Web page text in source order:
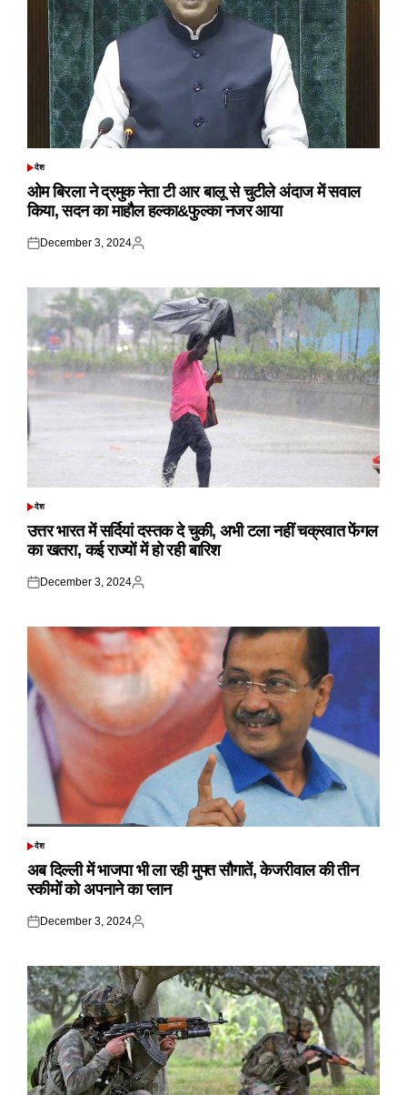
POSTED
देश
ओम बिरला ने द्रमुक नेता टी आर बालू से चुटीले अंदाज में सवाल
किया, सदन का माहौल हल्का&फुल्का नजर आया
Posted
December 3, 2024
Posted
POSTED
देश
उत्तर भारत में सर्दियां दस्तक दे चुकी, अभी टला नहीं चक्रवात फेंगल
का खतरा, कई राज्यों में हो रही बारिश
Posted
December 3, 2024
Posted
POSTED
देश
अब दिल्ली में भाजपा भी ला रही मुफ्त सौगातें, केजरीवाल की तीन
स्कीमों को अपनाने का प्लान
Posted
December 3, 2024
Posted